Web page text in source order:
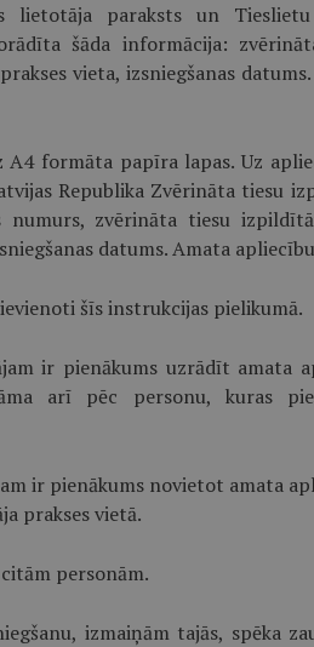
lietotāja paraksts un
šāda informācija:
vieta, izsniegšanas
formāta papīra lapas. Uz
Republika Zvērināta tiesu
numurs, zvērināta tiesu
datums. Amata
šīs instrukcijas pielikumā.
ir pienākums uzrādīt amata
arī pēc personu, kuras
ir pienākums novietot amata
prakses vietā.
personām.
izmaiņām tajās, spēka